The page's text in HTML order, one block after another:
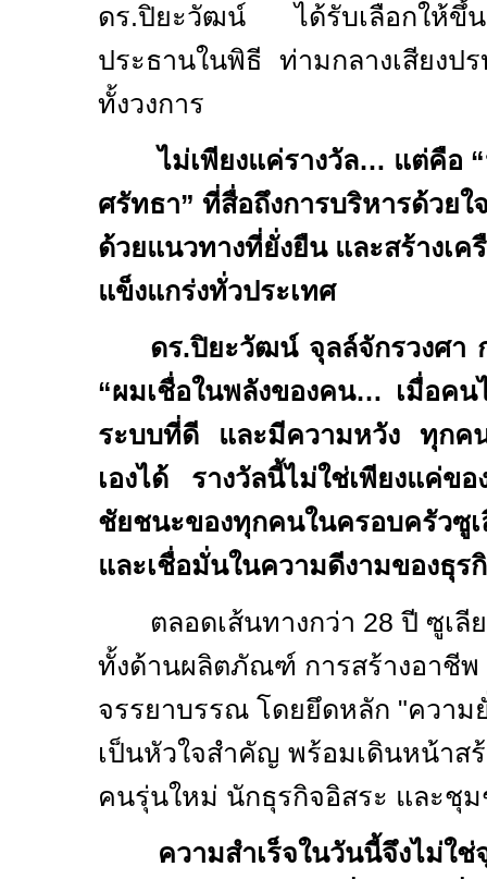
ดร.ปิยะวัฒน์ ได้รับเลือกให้ขึ้น
ประธานในพิธี ท่ามกลางเสียงป
ทั้งวงการ
ไม่เพียงแค่รางวัล… แต่คือ
ศรัทธา” ที่สื่อถึงการบริหารด้วยใ
ด้วยแนวทางที่ยั่งยืน และสร้างเ
แข็งแกร่งทั่วประเทศ
ดร.ปิยะวัฒน์ จุลล์จักรวงศา
“ผมเชื่อในพลังของคน… เมื่อคน
ระบบที่ดี และมีความหวัง ทุกค
เองได้
รางวัลนี้ไม่ใช่เพียงแค่
ชัยชนะของทุกคนในครอบครัว
และเชื่อมั่นในความดีงามของธุร
ตลอดเส้นทางกว่า 28 ปี ซูเลี
ทั้งด้านผลิตภัณฑ์ การสร้างอาชีพ
จรรยาบรรณ โดยยึดหลัก "ความ
เป็นหัวใจสำคัญ พร้อมเดินหน้าส
คนรุ่นใหม่ นักธุรกิจอิสระ และชุ
ความสำเร็จในวันนี้จึงไม่ใ